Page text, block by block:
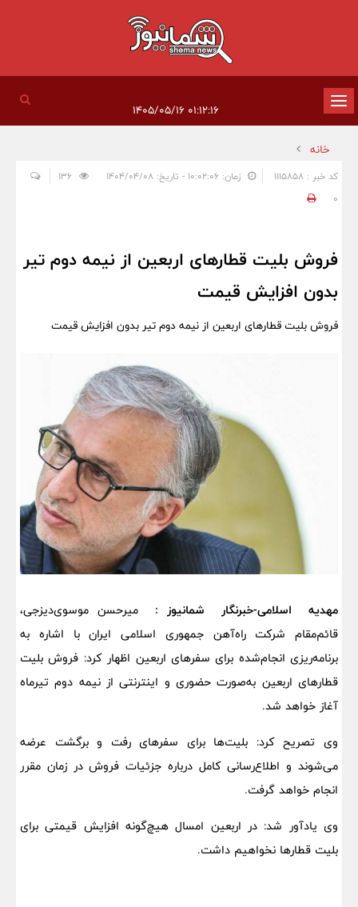
تغییر
وضعیت
ناوبری
۰۱:۱۲:۱۶ ۱۴۰۵/۰۵/۱۶
خانه
کد خبر : 1115858 زمان: ۱۰:۰۲:۰۶ - تاریخ: ۱۴۰۴/۰۴/۰۸
0
فروش بلیت قطارهای اربعین از نیمه دوم تیر
بدون افزایش قیمت
فروش بلیت قطارهای اربعین از نیمه دوم تیر بدون افزایش قیمت
مهدیه اسلامی-خبرنگار شمانیوز : میرحسن موسوی‌دیزجی،
قائم‌مقام شرکت راه‌آهن جمهوری اسلامی ایران با اشاره به
برنامه‌ریزی انجام‌شده برای سفرهای اربعین اظهار کرد: فروش بلیت
قطارهای اربعین به‌صورت حضوری و اینترنتی از نیمه دوم تیرماه
آغاز خواهد شد.
وی تصریح کرد: بلیت‌ها برای سفرهای رفت و برگشت عرضه
می‌شوند و اطلاع‌رسانی کامل درباره جزئیات فروش در زمان مقرر
انجام خواهد گرفت.
وی یادآور شد: در اربعین امسال هیچ‌گونه افزایش قیمتی برای
بلیت قطارها نخواهیم داشت.